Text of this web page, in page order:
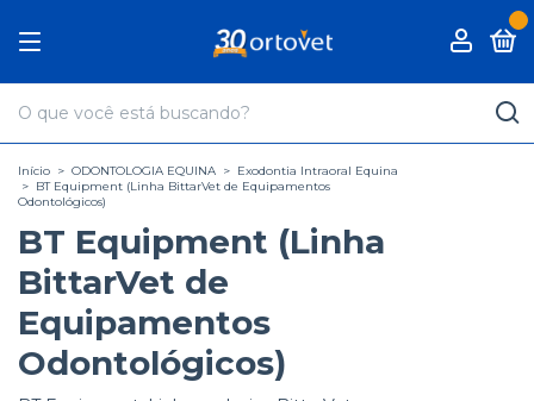
Início > ODONTOLOGIA EQUINA > Exodontia Intraoral Equina
> BT Equipment (Linha BittarVet de Equipamentos
Odontológicos)
BT Equipment (Linha
BittarVet de
Equipamentos
Odontológicos)